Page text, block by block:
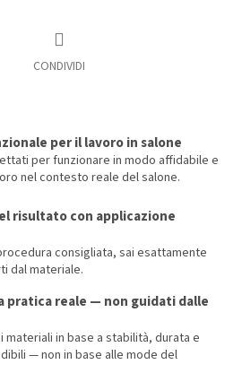
CONDIVIDI
per il lavoro in salone
per funzionare in modo affidabile e
nel contesto reale del salone.
risultato con applicazione
consigliata, sai esattamente
dal materiale.
pratica reale — non guidati dalle
materiali in base a stabilità, durata e
— non in base alle mode del